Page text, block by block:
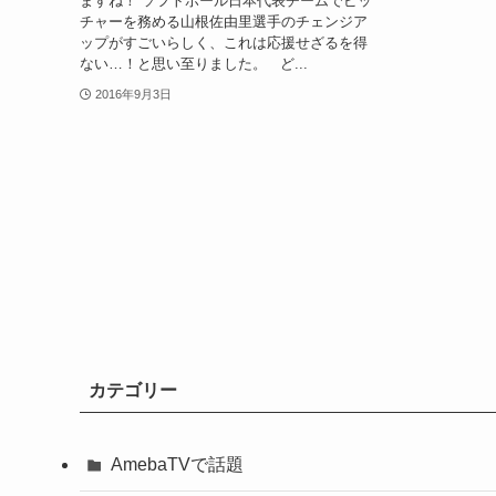
チャーを務める山根佐由里選手のチェンジア
ップがすごいらしく、これは応援せざるを得
ない…！と思い至りました。 ど...
2016年9月3日
カテゴリー
AmebaTVで話題